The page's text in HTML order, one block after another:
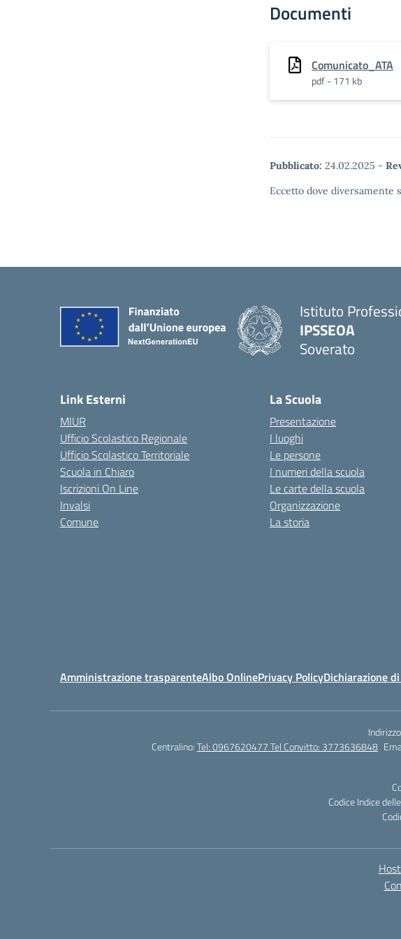
Documenti
Comunicato_ATA
pdf - 171 kb
Pubblicato: 24.02.2025 -
Eccetto dove diversamente
Istituto
IPSSEOA
Soverato
Link Esterni
MIUR
Ufficio Scolastico Regionale
Ufficio Scolastico Territoriale
Scuola in Chiaro
Iscrizioni On Line
Invalsi
Comune
La Scuola
Presentazione
I luoghi
Le persone
I numeri della scuola
Le carte della scuola
Organizzazione
La storia
Amministrazione trasparenteAlbo OnlinePrivacy PolicyDichiarazione
Centralino:Tel: 0967620477 Tel Convitto: 3773636848
Codice Indice